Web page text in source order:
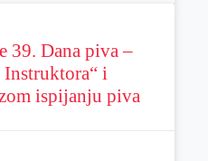
39. Dana piva –
i
ispijanju piva